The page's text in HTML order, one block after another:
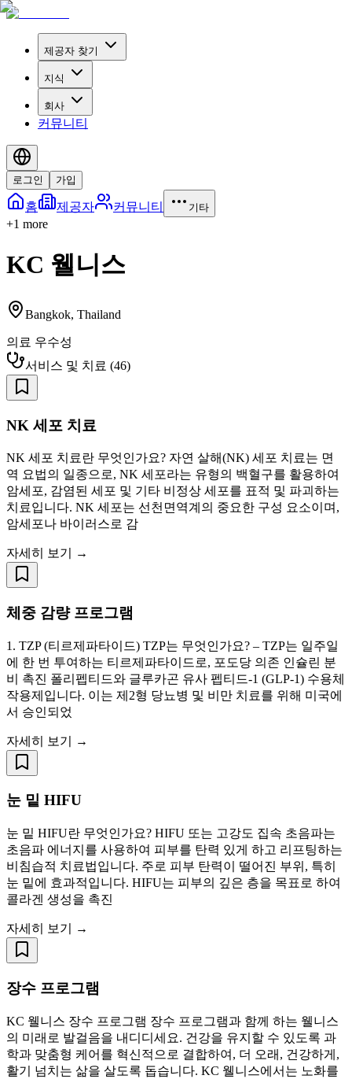
제공자 찾기
지식
회사
커뮤니티
로그인 가입
홈 제공자 커뮤니티 기타
+1 more
KC 웰니스
Bangkok, Thailand
의료 우수성
서비스 및 치료 (46)
NK 세포 치료
NK 세포 치료란 무엇인가요? 자연 살해(NK) 세포 치료는 면
역 요법의 일종으로, NK 세포라는 유형의 백혈구를 활용하여
암세포, 감염된 세포 및 기타 비정상 세포를 표적 및 파괴하는
치료입니다. NK 세포는 선천면역계의 중요한 구성 요소이며,
암세포나 바이러스로 감
자세히 보기 →
체중 감량 프로그램
1. TZP (티르제파타이드) TZP는 무엇인가요? – TZP는 일주일
에 한 번 투여하는 티르제파타이드로, 포도당 의존 인슐린 분
비 촉진 폴리펩티드와 글루카곤 유사 펩티드-1 (GLP-1) 수용체
작용제입니다. 이는 제2형 당뇨병 및 비만 치료를 위해 미국에
서 승인되었
자세히 보기 →
눈 밑 HIFU
눈 밑 HIFU란 무엇인가요? HIFU 또는 고강도 집속 초음파는
초음파 에너지를 사용하여 피부를 탄력 있게 하고 리프팅하는
비침습적 치료법입니다. 주로 피부 탄력이 떨어진 부위, 특히
눈 밑에 효과적입니다. HIFU는 피부의 깊은 층을 목표로 하여
콜라겐 생성을 촉진
자세히 보기 →
장수 프로그램
KC 웰니스 장수 프로그램 장수 프로그램과 함께 하는 웰니스
의 미래로 발걸음을 내디디세요. 건강을 유지할 수 있도록 과
학과 맞춤형 케어를 혁신적으로 결합하여, 더 오래, 건강하게,
활기 넘치는 삶을 살도록 돕습니다. KC 웰니스에서는 노화를